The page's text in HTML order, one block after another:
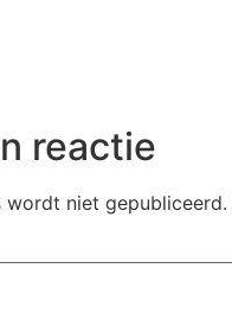
reactie
wordt niet gepubliceerd.